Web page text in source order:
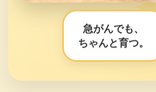
急がんでも、
ちゃんと育つ。